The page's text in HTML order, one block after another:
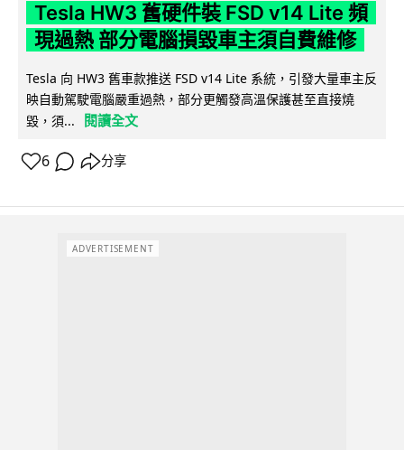
Tesla HW3 舊硬件裝 FSD v14 Lite 頻
現過熱 部分電腦損毀車主須自費維修
Tesla 向 HW3 舊車款推送 FSD v14 Lite 系統，引發大量車主反
映自動駕駛電腦嚴重過熱，部分更觸發高溫保護甚至直接燒
毀，須...
閱讀全文
6 分享
ADVERTISEMENT